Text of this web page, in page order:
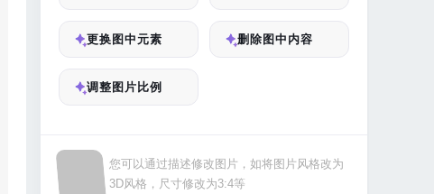
更换图中元素 删除图中内容
调整图片比例